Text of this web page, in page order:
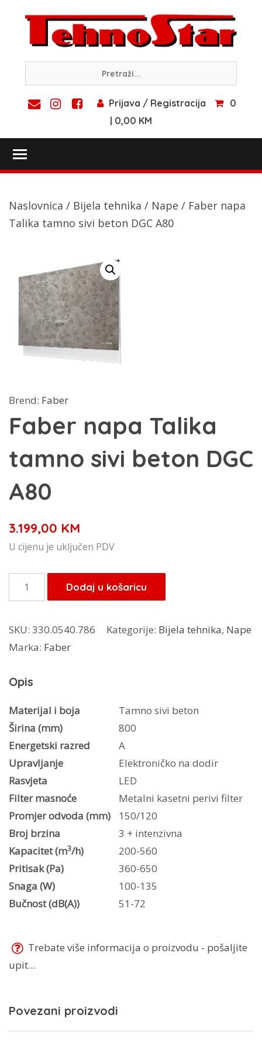
content
Prijava / Registracija
0
| 0,00 KM
Naslovnica / Bijela tehnika / Nape / Faber napa
Talika tamno sivi beton DGC A80
Brend: Faber
Faber napa Talika
tamno sivi beton DGC
A80
3.199,00 KM
U cijenu je uključen PDV
Faber
napa
tamno
sivi
DGC
A80
količina
Dodaj u košaricu
SKU: 330.0540.786 Kategorije: Bijela tehnika, Nape
Marka: Faber
Opis
Materijal i boja
Tamno sivi beton
Širina (mm)
800
Energetski razred
A
Upravljanje
Elektroničko na dodir
Rasvjeta
LED
Filter masnoće
Metalni kasetni perivi filter
Promjer odvoda (mm)
150/120
Broj brzina
3 + intenzivna
Kapacitet (m3/h)
200-560
Pritisak (Pa)
360-650
Snaga (W)
100-135
Bučnost (dB(A))
51-72
Trebate više informacija o proizvodu - pošaljite
upit...
Povezani proizvodi